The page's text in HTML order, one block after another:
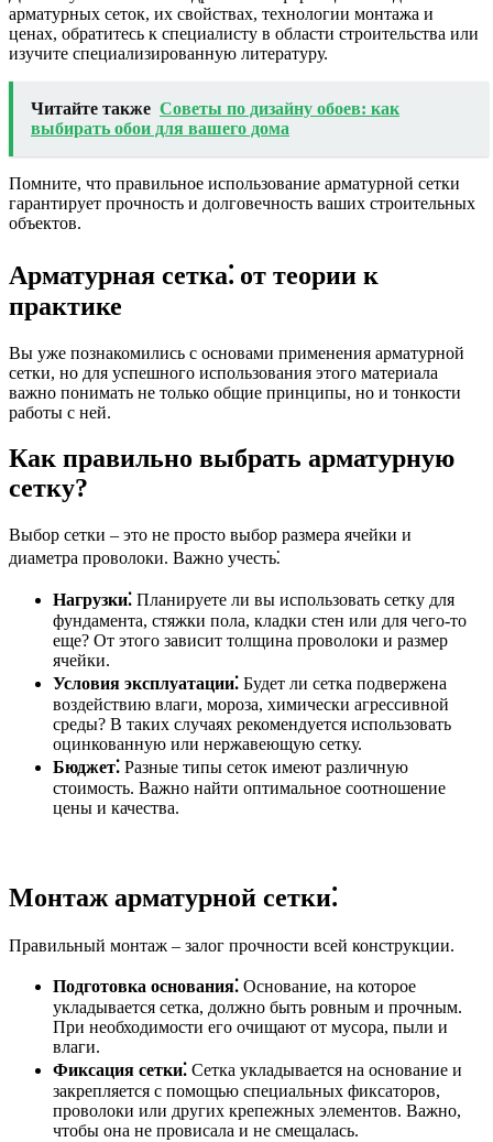
арматурных сеток, их свойствах, технологии монтажа и
ценах, обратитесь к специалисту в области строительства или
изучите специализированную литературу.
Читайте также Советы по дизайну обоев: как
выбирать обои для вашего дома
Помните, что правильное использование арматурной сетки
гарантирует прочность и долговечность ваших строительных
объектов.
Арматурная сетка⁚ от теории к
практике
Вы уже познакомились с основами применения арматурной
сетки, но для успешного использования этого материала
важно понимать не только общие принципы, но и тонкости
работы с ней.
Как правильно выбрать арматурную
сетку?
Выбор сетки – это не просто выбор размера ячейки и
диаметра проволоки. Важно учесть⁚
Нагрузки⁚ Планируете ли вы использовать сетку для
фундамента, стяжки пола, кладки стен или для чего-то
еще? От этого зависит толщина проволоки и размер
ячейки.
Условия эксплуатации⁚ Будет ли сетка подвержена
воздействию влаги, мороза, химически агрессивной
среды? В таких случаях рекомендуется использовать
оцинкованную или нержавеющую сетку.
Бюджет⁚ Разные типы сеток имеют различную
стоимость. Важно найти оптимальное соотношение
цены и качества.
Монтаж арматурной сетки⁚
Правильный монтаж – залог прочности всей конструкции.
Подготовка основания⁚ Основание, на которое
укладывается сетка, должно быть ровным и прочным.
При необходимости его очищают от мусора, пыли и
влаги.
Фиксация сетки⁚ Сетка укладывается на основание и
закрепляется с помощью специальных фиксаторов,
проволоки или других крепежных элементов. Важно,
чтобы она не провисала и не смещалась.